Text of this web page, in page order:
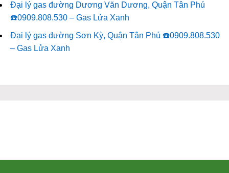
Đại lý gas đường Dương Văn Dương, Quận Tân Phú
☎️0909.808.530 – Gas Lửa Xanh
Đại lý gas đường Sơn Kỳ, Quận Tân Phú ☎️0909.808.530
– Gas Lửa Xanh